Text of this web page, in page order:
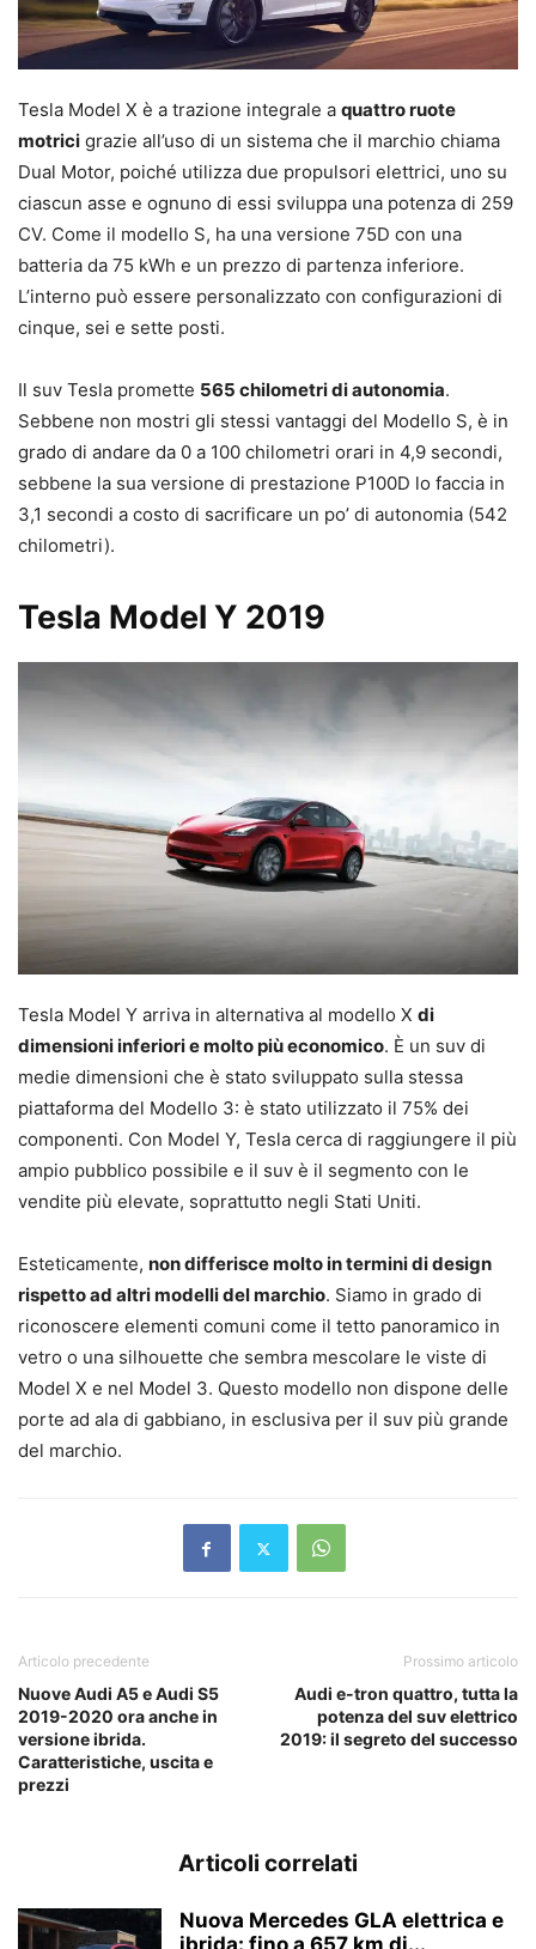
Tesla Model X è a trazione integrale a quattro ruote
motrici grazie all’uso di un sistema che il marchio chiama
Dual Motor, poiché utilizza due propulsori elettrici, uno su
ciascun asse e ognuno di essi sviluppa una potenza di 259
CV. Come il modello S, ha una versione 75D con una
batteria da 75 kWh e un prezzo di partenza inferiore.
L’interno può essere personalizzato con configurazioni di
cinque, sei e sette posti.
Il suv Tesla promette 565 chilometri di autonomia.
Sebbene non mostri gli stessi vantaggi del Modello S, è in
grado di andare da 0 a 100 chilometri orari in 4,9 secondi,
sebbene la sua versione di prestazione P100D lo faccia in
3,1 secondi a costo di sacrificare un po’ di autonomia (542
chilometri).
Tesla Model Y 2019
Tesla Model Y arriva in alternativa al modello X di
dimensioni inferiori e molto più economico. È un suv di
medie dimensioni che è stato sviluppato sulla stessa
piattaforma del Modello 3: è stato utilizzato il 75% dei
componenti. Con Model Y, Tesla cerca di raggiungere il più
ampio pubblico possibile e il suv è il segmento con le
vendite più elevate, soprattutto negli Stati Uniti.
Esteticamente, non differisce molto in termini di design
rispetto ad altri modelli del marchio. Siamo in grado di
riconoscere elementi comuni come il tetto panoramico in
vetro o una silhouette che sembra mescolare le viste di
Model X e nel Model 3. Questo modello non dispone delle
porte ad ala di gabbiano, in esclusiva per il suv più grande
del marchio.
Articolo precedente
Nuove Audi A5 e Audi S5
2019-2020 ora anche in
versione ibrida.
Caratteristiche, uscita e
prezzi
Prossimo articolo
Audi e-tron quattro, tutta la
potenza del suv elettrico
2019: il segreto del successo
Articoli correlati
Nuova Mercedes GLA elettrica e